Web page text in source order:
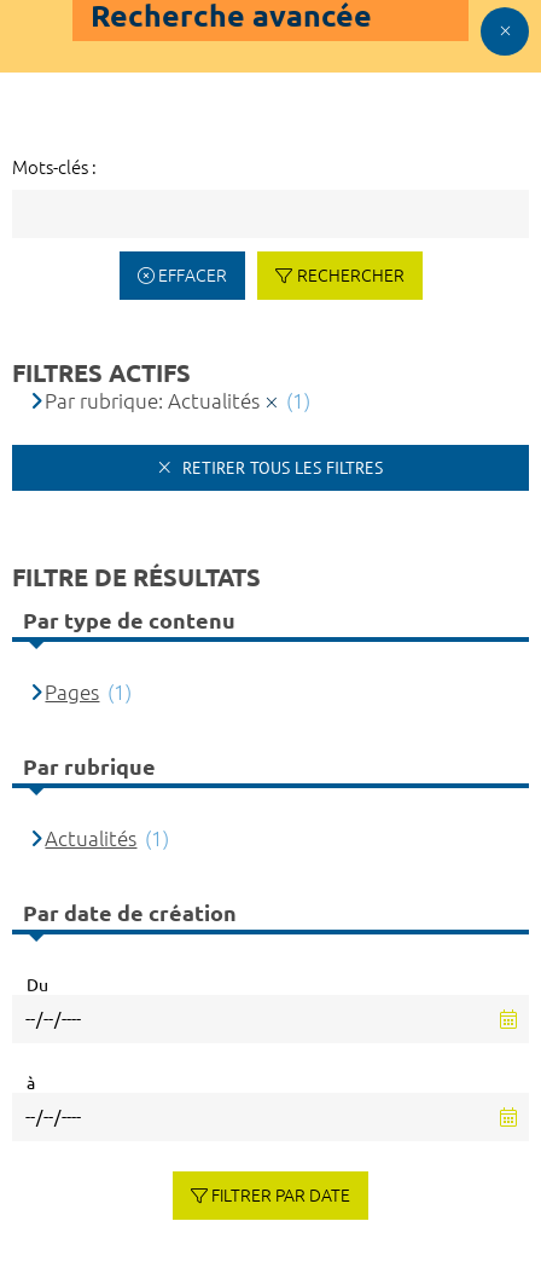
Recherche avancée
Mots-clés :
EFFACER RECHERCHER
FILTRES ACTIFS
Par rubrique: Actualités (1)
RETIRER TOUS LES FILTRES
FILTRE DE RÉSULTATS
Par type de contenu
Pages (1)
Par rubrique
Actualités (1)
Par date de création
Du
à
FILTRER PAR DATE